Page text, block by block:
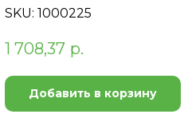
SKU: 1000225
1 708,37 р.
Добавить в корзину